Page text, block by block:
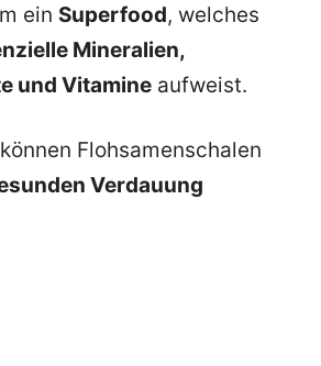
ein Superfood, welches
Mineralien,
und Vitamine aufweist.
Flohsamenschalen
Verdauung